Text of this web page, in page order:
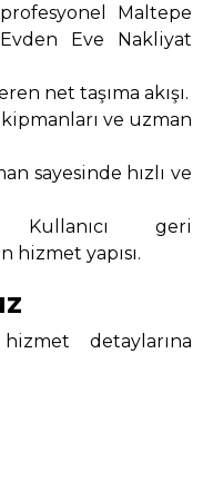
Maltepe
Eve Nakliyat
net taşıma akışı.
ve uzman
sayesinde hızlı ve
geri
yapısı.
detaylarına